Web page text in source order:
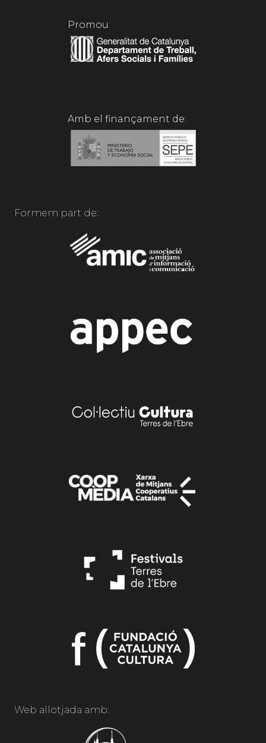
Promou:
Amb el finançament de:
Formem part de:
Web allotjada amb: